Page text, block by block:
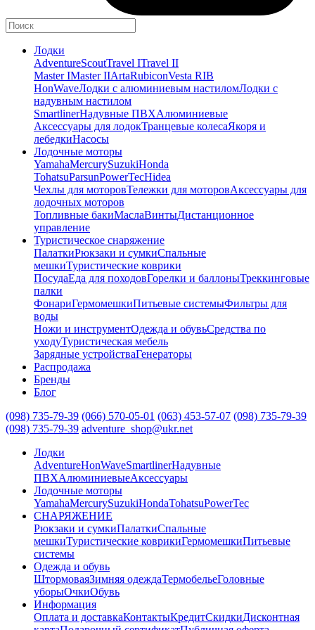
Лодки
AdventureScoutTravel ITravel II
Master IMaster IIArtaRubiconVesta RIB
HonWaveЛодки с алюминиевым настиломЛодки с
надувным настилом
SmartlinerНадувные ПВХАлюминиевые
Аксессуары для лодокТранцевые колесаЯкоря и
лебедкиНасосы
Лодочные моторы
YamahaMercurySuzukiHonda
TohatsuParsunPowerTecHidea
Чехлы для моторовТележки для моторовАксессуары для
лодочных моторов
Топливные бакиМаслаВинтыДистанционное
управление
Туристическое снаряжение
ПалаткиРюкзаки и сумкиСпальные
мешкиТуристические коврики
ПосудаЕда для походовГорелки и баллоныТреккинговые
палки
ФонариГермомешкиПитьевые системыФильтры для
воды
Ножи и инструментОдежда и обувьСредства по
уходуТуристическая мебель
Зарядные устройстваГенераторы
Распродажа
Бренды
Блог
(098) 735-79-39 (066) 570-05-01 (063) 453-57-07 (098) 735-79-39
(098) 735-79-39 adventure_shop@ukr.net
Лодки
AdventureHonWaveSmartlinerНадувные
ПВХАлюминиевыеАксессуары
Лодочные моторы
YamahaMercurySuzukiHondaTohatsuPowerTec
СНАРЯЖЕНИЕ
Рюкзаки и сумкиПалаткиСпальные
мешкиТуристические коврикиГермомешкиПитьевые
системы
Одежда и обувь
ШтормоваяЗимняя одеждаТермобельеГоловные
уборыОчкиОбувь
Информация
Оплата и доставкаКонтактыКредитСкидкиДисконтная